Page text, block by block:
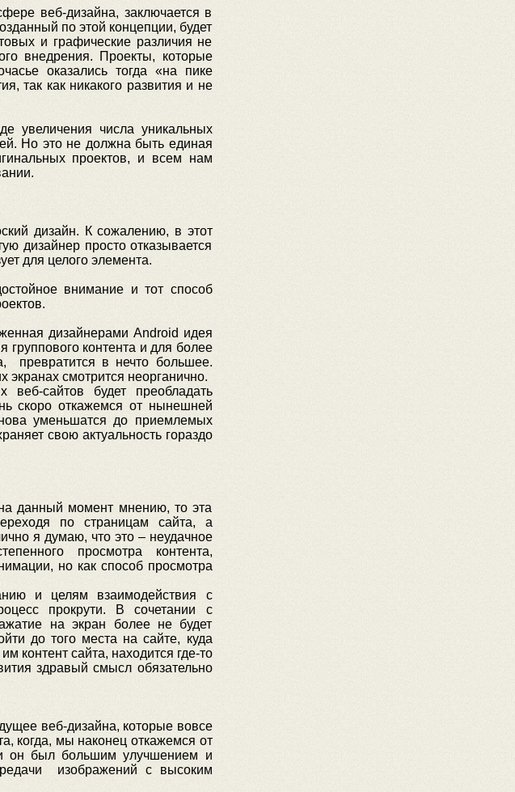
веб-дизайна, заключается в
по этой концепции, будет
и графические различия не
внедрения. Проекты, которые
оказались тогда «на пике
так как никакого развития и не
увеличения числа уникальных
Но это не должна быть единая
проектов, и всем нам
дизайн. К сожалению, в этот
дизайнер просто отказывается
для целого элемента.
внимание и тот способ
дизайнерами Android идея
группового контента и для более
превратится в нечто большее.
смотрится неорганично.
сайтов будет преобладать
скоро откажемся от нынешней
уменьшатся до приемлемых
свою актуальность гораздо
данный момент мнению, то эта
по страницам сайта, а
я думаю, что это – неудачное
просмотра контента,
но как способ просмотра
и целям взаимодействия с
прокрути. В сочетании с
на экран более не будет
до того места на сайте, куда
контент сайта, находится где-то
здравый смысл обязательно
веб-дизайна, которые вовсе
когда, мы наконец откажемся от
он был большим улучшением и
изображений с высоким